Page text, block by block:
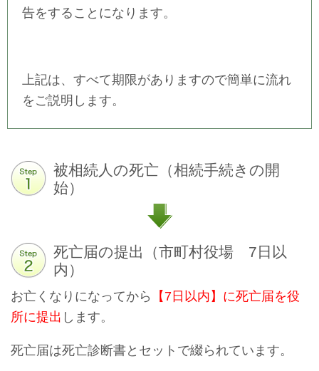
告をすることになります。
上記は、すべて期限がありますので簡単に流れ
をご説明します。
被相続人の死亡（相続手続きの開
始）
死亡届の提出（市町村役場 7日以
内）
お亡くなりになってから
【7日以内】に死亡届を役
所に提出 します。
死亡届は死亡診断書とセットで綴られています。